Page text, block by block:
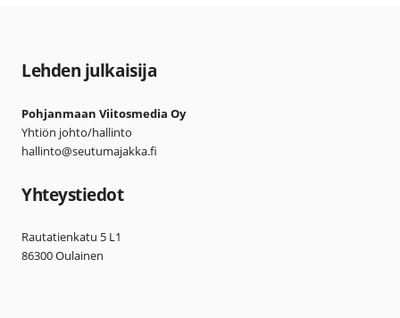
Lehden julkaisija
Pohjanmaan Viitosmedia Oy
Yhtiön johto/hallinto
hallinto@seutumajakka.fi
Yhteystiedot
Rautatienkatu 5 L1
86300 Oulainen